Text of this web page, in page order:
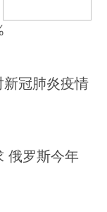
新冠肺炎疫情
俄罗斯今年